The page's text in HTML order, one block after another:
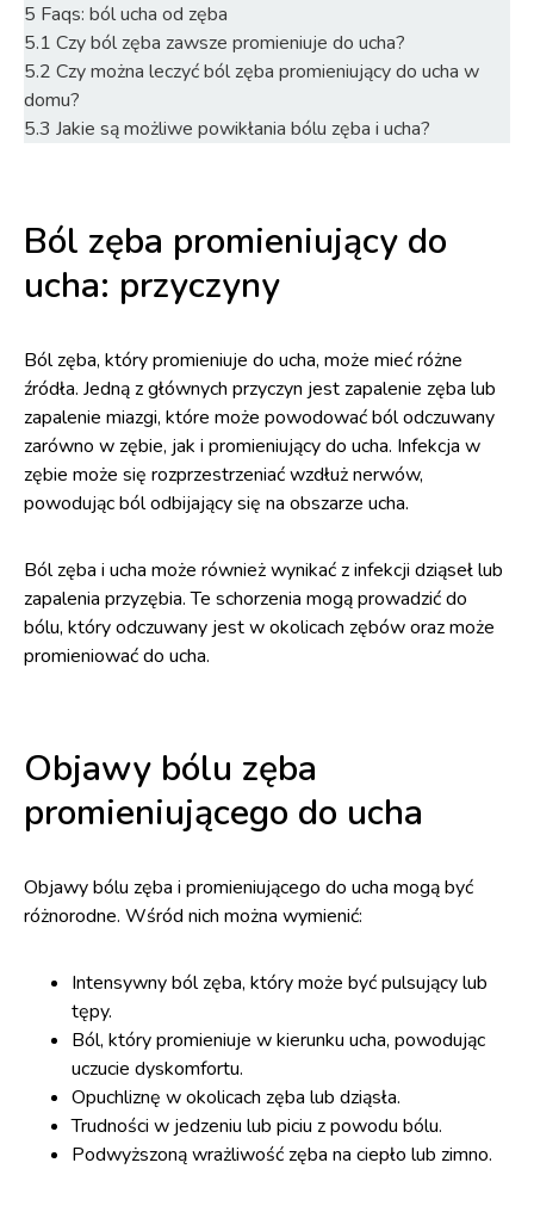
5 Faqs: ból ucha od zęba
5.1 Czy ból zęba zawsze promieniuje do ucha?
5.2 Czy można leczyć ból zęba promieniujący do ucha w
domu?
5.3 Jakie są możliwe powikłania bólu zęba i ucha?
Ból zęba promieniujący do
ucha: przyczyny
Ból zęba, który promieniuje do ucha, może mieć różne
źródła. Jedną z głównych przyczyn jest zapalenie zęba lub
zapalenie miazgi, które może powodować ból odczuwany
zarówno w zębie, jak i promieniujący do ucha. Infekcja w
zębie może się rozprzestrzeniać wzdłuż nerwów,
powodując ból odbijający się na obszarze ucha.
Ból zęba i ucha może również wynikać z infekcji dziąseł lub
zapalenia przyzębia. Te schorzenia mogą prowadzić do
bólu, który odczuwany jest w okolicach zębów oraz może
promieniować do ucha.
Objawy bólu zęba
promieniującego do ucha
Objawy bólu zęba i promieniującego do ucha mogą być
różnorodne. Wśród nich można wymienić:
Intensywny ból zęba, który może być pulsujący lub
tępy.
Ból, który promieniuje w kierunku ucha, powodując
uczucie dyskomfortu.
Opuchliznę w okolicach zęba lub dziąsła.
Trudności w jedzeniu lub piciu z powodu bólu.
Podwyższoną wrażliwość zęba na ciepło lub zimno.